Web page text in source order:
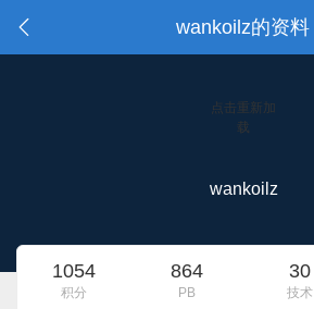
wankoilz的资料
点击重新加
载
wankoilz
1054
积分
864
PB
30
技术